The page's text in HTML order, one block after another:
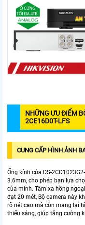
NHỮNG ƯU ĐIỂM
2CE16D0T-LFS
CUNG CẤP HÌNH ẢNH
Ống kính của DS-
3.6mm, cho phép bạn lựa
của mình. Tầm xa hồng
đạt 20 mét, Bộ camera này
rõ nét cao mà còn mang lại
thiếu sáng, giúp tăng cường